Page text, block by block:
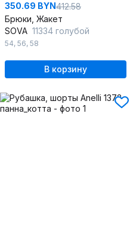
350.69 BYN412.58
Брюки, Жакет
SOVA 11334 голубой
54, 56, 58
В корзину